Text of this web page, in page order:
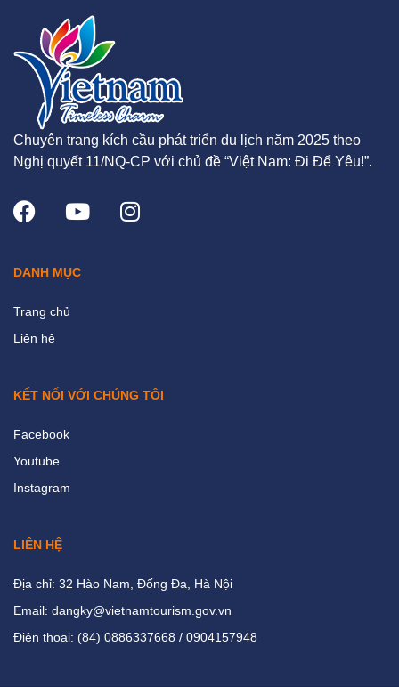
Chuyên trang kích cầu phát triển du lịch năm 2025 theo
Nghị quyết 11/NQ-CP với chủ đề “Việt Nam: Đi Để Yêu!”.
DANH MỤC
Trang chủ
Liên hệ
KẾT NỐI VỚI CHÚNG TÔI
Facebook
Youtube
Instagram
LIÊN HỆ
Địa chỉ: 32 Hào Nam, Đống Đa, Hà Nội
Email: dangky@vietnamtourism.gov.vn
Điện thoại: (84) 0886337668 / 0904157948